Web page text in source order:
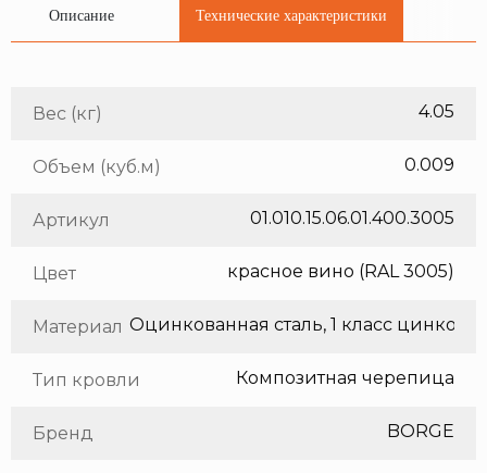
Описание Технические характеристики
Вес (кг) 4.05
Объем (куб.м) 0.009
Артикул 01.010.15.06.01.400.3005
Цвет красное вино (RAL 3005)
Материал
Тип кровли Композитная черепица
Бренд BORGE